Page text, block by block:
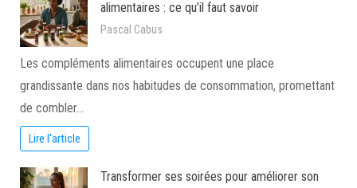
alimentaires : ce qu’il faut savoir
Pascal Cabus
Les compléments alimentaires occupent une place
grandissante dans nos habitudes de consommation, promettant
de combler…
Lire l'article
Transformer ses soirées pour améliorer son